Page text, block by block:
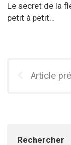
Le secret de la
petit à petit…
Article
Rechercher